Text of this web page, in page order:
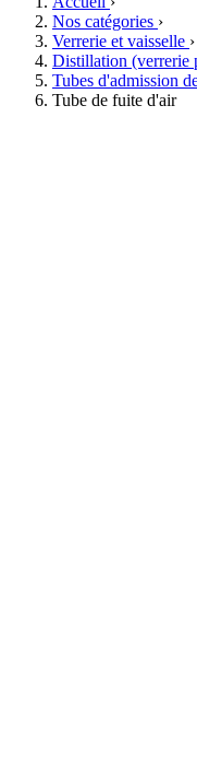
Nos catégories ›
Verrerie et vaisselle ›
Distillation (verrerie
Tubes d'admission
Tube de fuite d'air